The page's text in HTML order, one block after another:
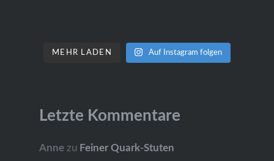
MEHR LADEN Auf Instagram folgen
Letzte Kommentare
Annezu Feiner Quark-Stuten